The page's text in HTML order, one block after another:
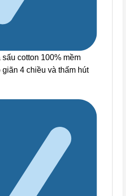
sấu cotton 100% mềm
giãn 4 chiều và thấm hút